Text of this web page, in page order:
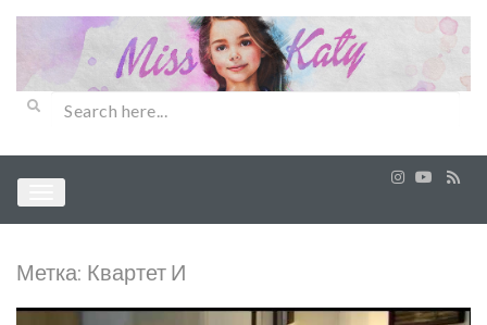
Метка: Квартет И